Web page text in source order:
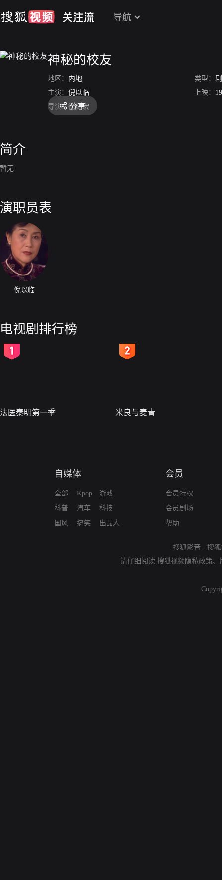
导航
神秘的校友
地区： 内地 类型：
主演： 倪以临 上映：
导演： 徐纪宏
分享
简介
暂无
演职员表
倪以临
电视剧排行榜
法医秦明第一季 米良与麦青
自媒体
全部
科普
国风
Kpop
汽车
搞笑
游戏
科技
出品人
会员
会员特权
会员剧场
帮助
搜狐影音 - 搜
请仔细阅读 搜狐视频隐私政策、